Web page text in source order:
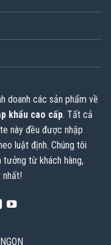
doanh các sản phẩm về
khẩu cao cấp. Tất cả
này đều được nhập
luật định. Chúng tôi
từ khách hàng,